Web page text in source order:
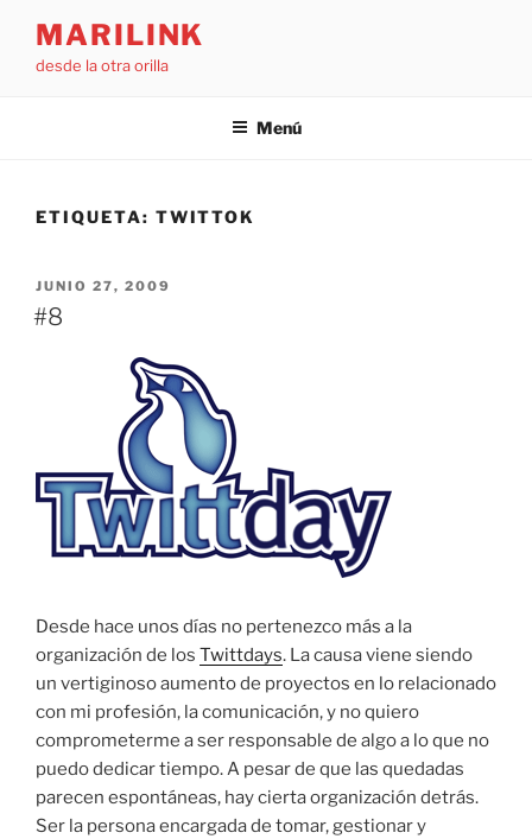
contenido
MARILINK
desde la otra orilla
Menú
ETIQUETA: TWITTOK
PUBLICADO
EL
JUNIO 27, 2009
#8
Desde hace unos días no pertenezco más a la
organización de los Twittdays. La causa viene siendo
un vertiginoso aumento de proyectos en lo relacionado
con mi profesión, la comunicación, y no quiero
comprometerme a ser responsable de algo a lo que no
puedo dedicar tiempo. A pesar de que las quedadas
parecen espontáneas, hay cierta organización detrás.
Ser la persona encargada de tomar, gestionar y